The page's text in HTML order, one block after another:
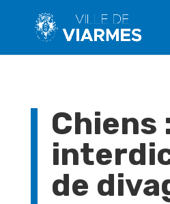
Chiens
de